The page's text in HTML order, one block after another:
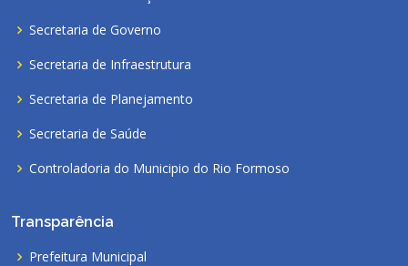
Secretaria de Governo
Secretaria de Infraestrutura
Secretaria de Planejamento
Secretaria de Saúde
Controladoria do Municipio do Rio Formoso
Transparência
Prefeitura Municipal